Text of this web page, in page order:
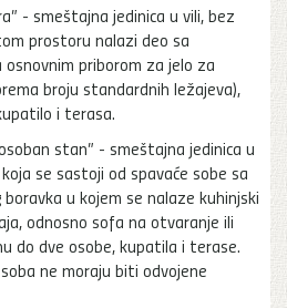
- smeštajna jedinica u vili, bez
prostoru nalazi deo sa
priborom za jelo za
broju standardnih ležajeva),
i terasa.
stan” - smeštajna jedinica u
se sastoji od spavaće sobe sa
u kojem se nalaze kuhinjski
odnosno sofa na otvaranje ili
do dve osobe, kupatila i terase.
ne moraju biti odvojene